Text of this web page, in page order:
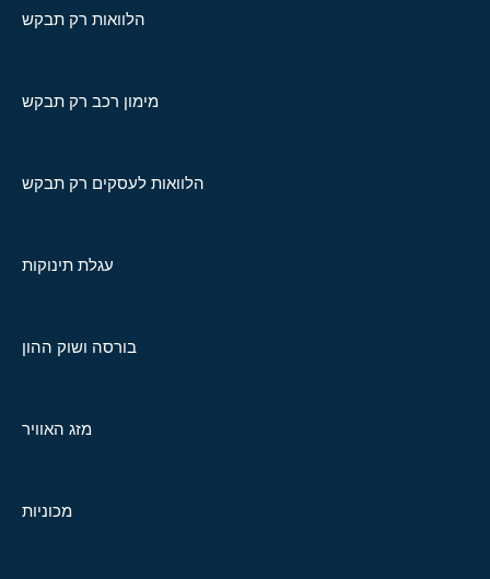
הלוואות רק תבקש
מימון רכב רק תבקש
הלוואות לעסקים רק תבקש
עגלת תינוקות
בורסה ושוק ההון
מזג האוויר
מכוניות